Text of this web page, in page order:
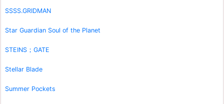
SSSS.GRIDMAN
Star Guardian Soul of the Planet
STEINS；GATE
Stellar Blade
Summer Pockets